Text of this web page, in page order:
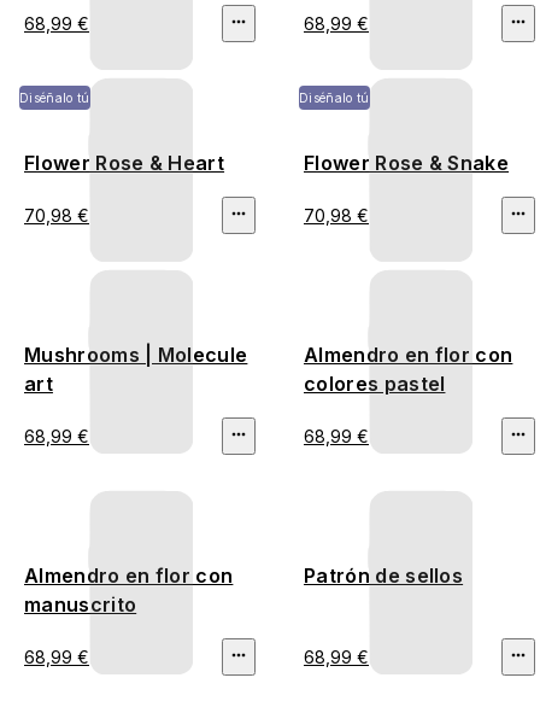
68,99 € 68,99 €
Diséñalo tú
Flower Rose & Heart
70,98 €
Diséñalo tú
Flower Rose & Snake
70,98 €
Mushrooms | Molecule
art
68,99 €
Almendro en flor con
colores pastel
68,99 €
Almendro en flor con
manuscrito
68,99 €
Patrón de sellos
68,99 €